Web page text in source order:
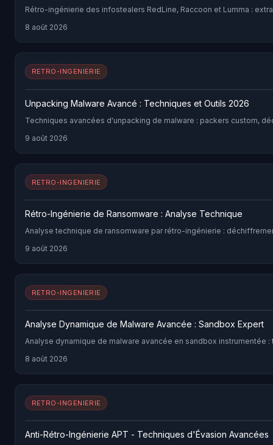
Rétro-ingénierie des infostealers RedLine, Raccoon et Lumma :
8 août 2026
RETRO-INGENIERIE
Unpacking Malware Avancé : Techniques et Outils 2026
Techniques avancées d'unpacking de malware : packers custom,
9 août 2026
RETRO-INGENIERIE
Rétro-Ingénierie de Ransomware : Analyse Technique
Analyse technique de ransomware par rétro-ingénierie :
9 août 2026
RETRO-INGENIERIE
Analyse Dynamique de Malware Avancée : Sandbox Expert
Analyse dynamique de malware avancée en sandbox instrumentée
8 août 2026
RETRO-INGENIERIE
Anti-Rétro-Ingénierie APT - Techniques d'Évasion Avancées